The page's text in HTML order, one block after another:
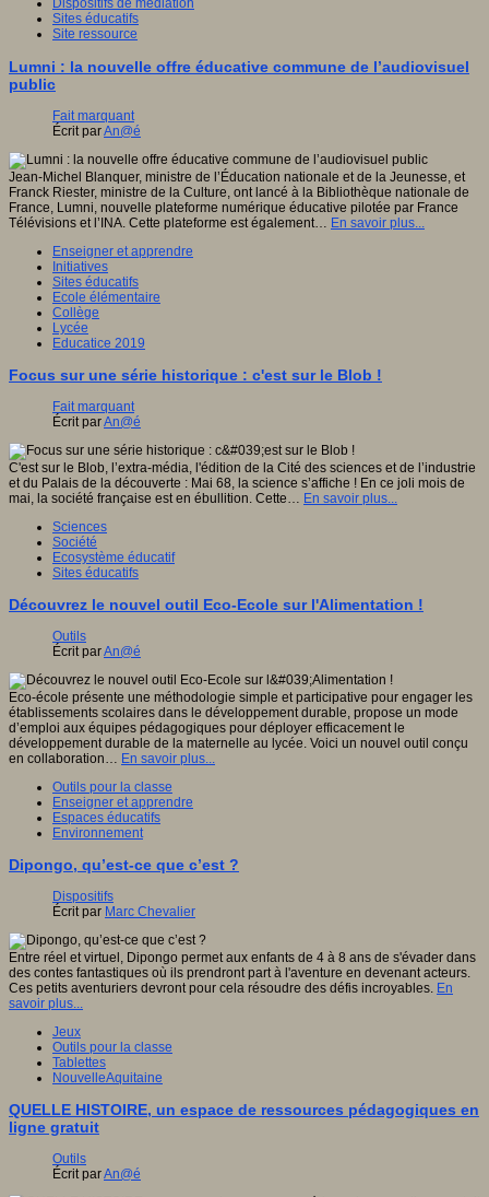
Dispositifs de médiation
Sites éducatifs
Site ressource
Lumni : la nouvelle offre éducative commune de l’audiovisuel
public
Fait marquant
Écrit parAn@é
Jean-Michel Blanquer, ministre de l’Éducation nationale et de la Jeunesse, et
Franck Riester, ministre de la Culture, ont lancé à la Bibliothèque nationale de
France, Lumni, nouvelle plateforme numérique éducative pilotée par France
Télévisions et l’INA. Cette plateforme est également… En savoir plus...
Enseigner et apprendre
Initiatives
Sites éducatifs
Ecole élémentaire
Collège
Lycée
Educatice 2019
Focus sur une série historique : c'est sur le Blob !
Fait marquant
Écrit parAn@é
C'est sur le Blob, l’extra-média, l'édition de la Cité des sciences et de l’industrie
et du Palais de la découverte : Mai 68, la science s’affiche ! En ce joli mois de
mai, la société française est en ébullition. Cette… En savoir plus...
Sciences
Société
Ecosystème éducatif
Sites éducatifs
Découvrez le nouvel outil Eco-Ecole sur l'Alimentation !
Outils
Écrit parAn@é
Eco-école présente une méthodologie simple et participative pour engager les
établissements scolaires dans le développement durable, propose un mode
d’emploi aux équipes pédagogiques pour déployer efficacement le
développement durable de la maternelle au lycée. Voici un nouvel outil conçu
en collaboration… En savoir plus...
Outils pour la classe
Enseigner et apprendre
Espaces éducatifs
Environnement
Dipongo, qu’est-ce que c’est ?
Dispositifs
Écrit par Marc Chevalier
Entre réel et virtuel, Dipongo permet aux enfants de 4 à 8 ans de s'évader dans
des contes fantastiques où ils prendront part à l'aventure en devenant acteurs.
Ces petits aventuriers devront pour cela résoudre des défis incroyables. En
savoir plus...
Jeux
Outils pour la classe
Tablettes
NouvelleAquitaine
QUELLE HISTOIRE, un espace de ressources pédagogiques en
ligne gratuit
Outils
Écrit parAn@é